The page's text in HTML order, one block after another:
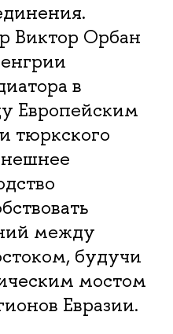
Виктор Орбан
в
Европейским
тюркского
между
будучи
мостом
Евразии.